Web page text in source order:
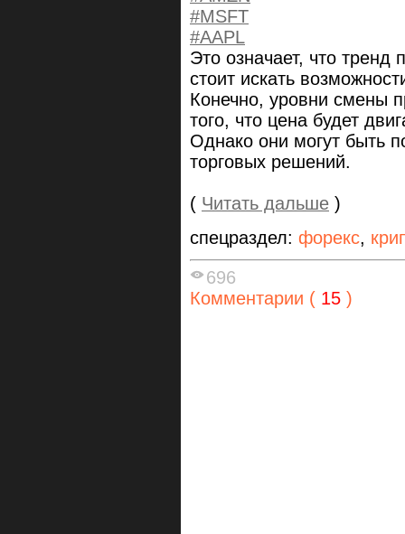
#MSFT
#AAPL
Это означает, что
стоит искать
Конечно, уровни смены
того, что цена будет
Однако они могут быть
торговых решений.
( Читать дальше )
спецраздел: форекс,
696
Комментарии ( 15 )